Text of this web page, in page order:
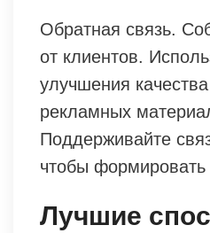
Обратная связь.
от клиентов.
улучшения качества
рекламных
Поддерживайте
чтобы формировать
Лучшие